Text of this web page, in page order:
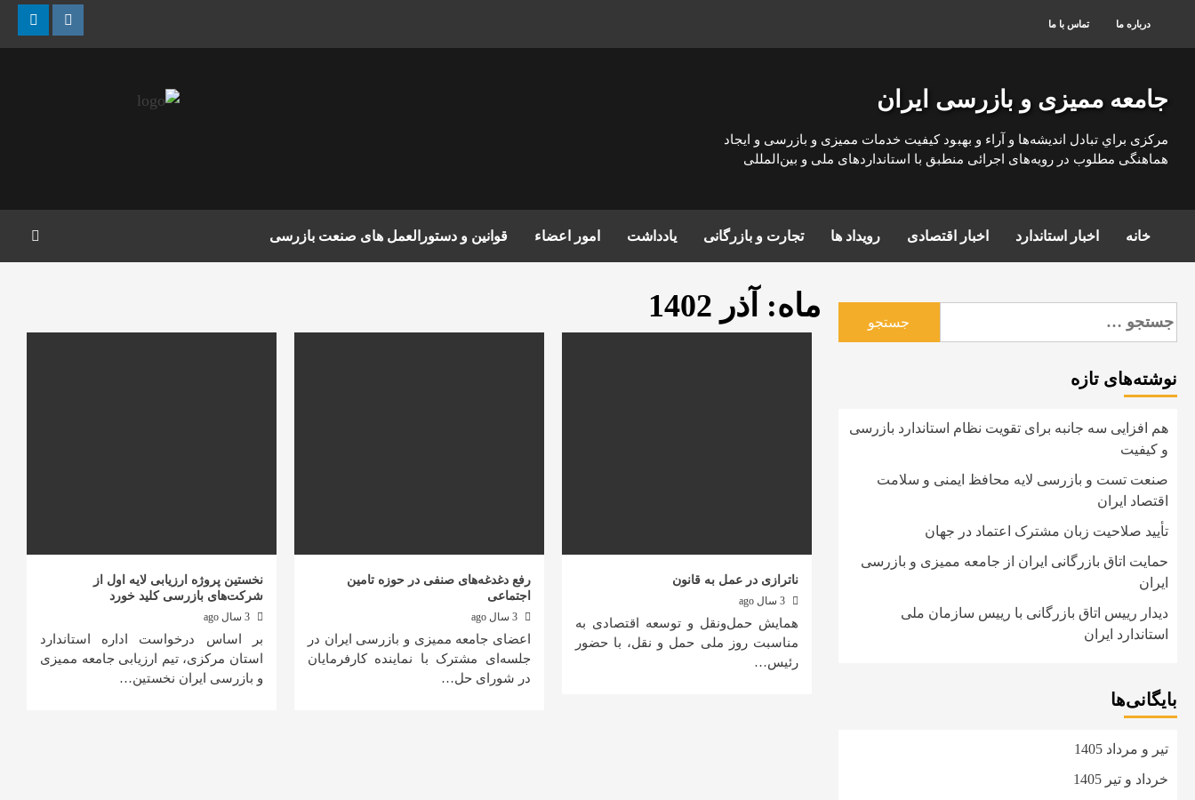
درباره ما تماس با ما Instagram
جامعه ممیزی و بازرسی ایران
مركزی براي تبادل انديشه‌ها و آراء و بهبود كيفيت خدمات مميزی و بازرسی و ايجاد
هماهنگی مطلوب در رويه‌های اجرائی منطبق با استانداردهای ملی و بين‌المللی
خانه اخبار استاندارد اخبار اقتصادی رویداد ها تجارت و بازرگانی یادداشت امور اعضاء قوانین و دستورالعمل های صنعت بازرسی
ماه: آذر 1402
ناترازی در عمل به قانون
3 سال ago
همایش حمل‌ونقل و توسعه اقتصادی به
مناسبت روز ملی حمل و نقل، با حضور
رئیس…
رفع دغدغه‌های صنفی در حوزه تامین
اجتماعی
3 سال ago
اعضای جامعه ممیزی و بازرسی ایران در
جلسه‌ای مشترک با نماینده کارفرمایان
در شورای حل…
نخستین پروژه ارزیابی لایه اول از
شرکت‌های بازرسی کلید خورد
3 سال ago
بر اساس درخواست اداره استاندارد
استان مرکزی، تیم ارزیابی جامعه ممیزی
و بازرسی ایران نخستین…
جستجو
برای:
نوشته‌های تازه
هم افزایی سه جانبه برای تقویت نظام استاندارد بازرسی
و کیفیت
صنعت تست و بازرسی لایه محافظ ایمنی و سلامت
اقتصاد ایران
تأیید صلاحیت زبان مشترک اعتماد در جهان
حمایت اتاق بازرگانی ایران از جامعه ممیزی و بازرسی
ایران
دیدار رییس اتاق بازرگانی با رییس سازمان ملی
استاندارد ایران
بایگانی‌ها
تیر و مرداد 1405
خرداد و تیر 1405